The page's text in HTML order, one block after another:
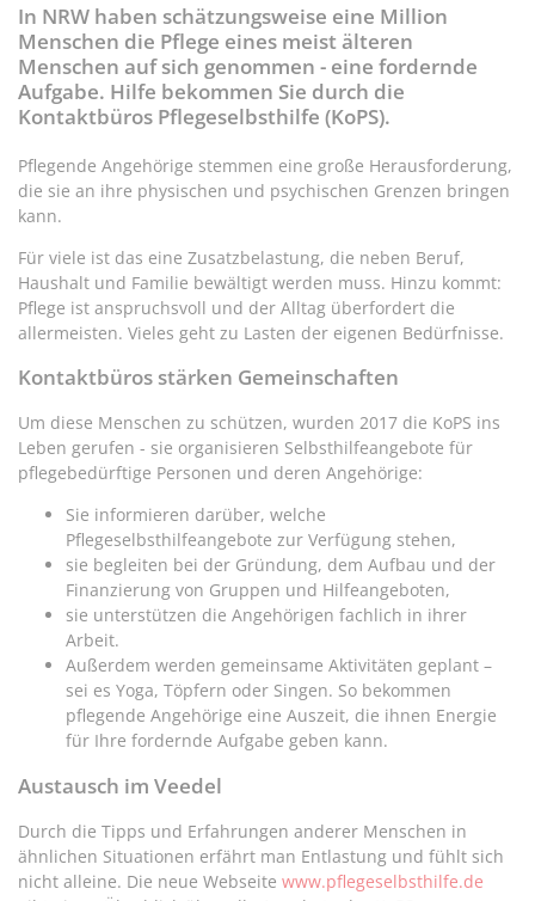
In NRW haben schätzungsweise eine Million
Menschen die Pflege eines meist älteren
Menschen auf sich genommen - eine fordernde
Aufgabe. Hilfe bekommen Sie durch die
Kontaktbüros Pflegeselbsthilfe (KoPS).
Pflegende Angehörige stemmen eine große Herausforderung,
die sie an ihre physischen und psychischen Grenzen bringen
kann.
Für viele ist das eine Zusatzbelastung, die neben Beruf,
Haushalt und Familie bewältigt werden muss. Hinzu kommt:
Pflege ist anspruchsvoll und der Alltag überfordert die
allermeisten. Vieles geht zu Lasten der eigenen Bedürfnisse.
Kontaktbüros stärken Gemeinschaften
Um diese Menschen zu schützen, wurden 2017 die KoPS ins
Leben gerufen - sie organisieren Selbsthilfeangebote für
pflegebedürftige Personen und deren Angehörige:
Sie informieren darüber, welche
Pflegeselbsthilfeangebote zur Verfügung stehen,
sie begleiten bei der Gründung, dem Aufbau und der
Finanzierung von Gruppen und Hilfeangeboten,
sie unterstützen die Angehörigen fachlich in ihrer
Arbeit.
Außerdem werden gemeinsame Aktivitäten geplant –
sei es Yoga, Töpfern oder Singen. So bekommen
pflegende Angehörige eine Auszeit, die ihnen Energie
für Ihre fordernde Aufgabe geben kann.
Austausch im Veedel
Durch die Tipps und Erfahrungen anderer Menschen in
ähnlichen Situationen erfährt man Entlastung und fühlt sich
nicht alleine. Die neue Webseite www.pflegeselbsthilfe.de